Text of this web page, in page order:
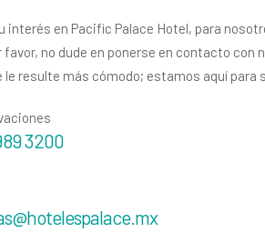
interés en Pacific Palace Hotel, para
favor, no dude en ponerse en contacto con
le resulte más cómodo; estamos aquí para
3200